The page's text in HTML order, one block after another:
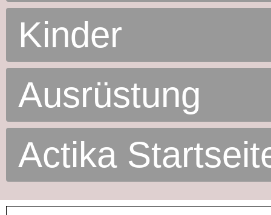
Kinder
Ausrüstung
Actika